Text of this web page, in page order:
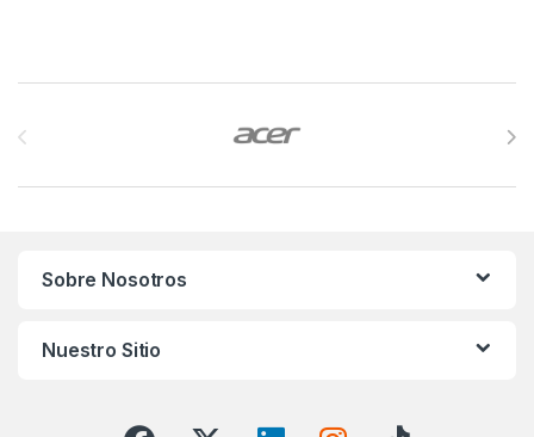
Sobre Nosotros
Nuestro Sitio